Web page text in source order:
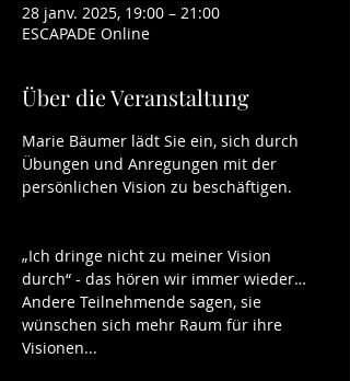
28 janv. 2025, 19:00 – 21:00
ESCAPADE Online
Über die Veranstaltung
Marie Bäumer lädt Sie ein, sich durch
Übungen und Anregungen mit der
persönlichen Vision zu beschäftigen.
„Ich dringe nicht zu meiner Vision
durch“ - das hören wir immer wieder…
Andere Teilnehmende sagen, sie
wünschen sich mehr Raum für ihre
Visionen...